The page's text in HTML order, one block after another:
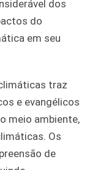
dos
do
em seu
traz
e evangélicos
meio ambiente,
Os
de